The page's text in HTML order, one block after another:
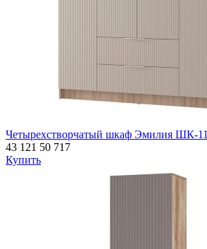
Четырехстворчатый шкаф Эмилия ШК-11
43 121 50 717
Купить